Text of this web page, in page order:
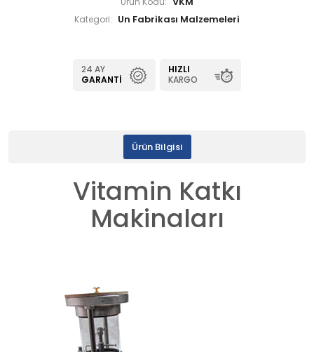
Ürün Kodu:
Kategori: Un Fabrikası Malzemeleri
24 AY
GARANTI
HIZLI
KARGO
Ürün Bilgisi
Vitamin Katkı
Makinaları